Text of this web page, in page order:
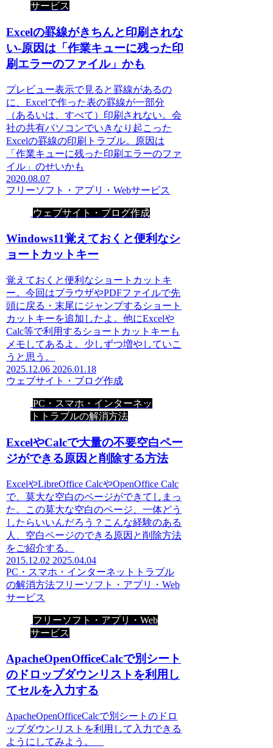
サービス
Excelの罫線がきちんと印刷されな
い-原因は「作業キューに残った印
刷エラーのファイル」かも
プレビュー表示で見ると罫線があるの
に、Excelで作った表の罫線が一部分
（あるいは、すべて）印刷されない。会
社の共有パソコンでいきなり起こった
Excelの罫線の印刷トラブル。原因は
「作業キューに残った印刷エラーのファ
イル」のせいかも
2020.08.07
フリーソフト・アプリ・Webサービス
ウェブサイト・ブログ作成
Windows11覚えておくと便利なシ
ョートカットキー
覚えておくと便利なショートカットキ
ー。今回はブラウザやPDFファイルで先
頭に戻る・末尾にジャンプするショート
カットキーを追加したよ。他にExcelや
Calc等で利用するショートカットキーも
メモしてあるよ。少しずつ増やしていこ
うと思う。
2025.12.06 2026.01.18
ウェブサイト・ブログ作成
PC・スマホ・インターネッ
トトラブルの解消方法
ExcelやCalcで大量の不要空白ペー
ジができる原因と削除する方法
ExcelやLibreOffice CalcやOpenOffice Calc
で、莫大な空白のページができてしまっ
た。この莫大な空白のページ、一体どう
したらいいんだろう？こんな経験のある
人、空白ページのできる原因と削除方法
をご紹介する。
2015.12.02 2025.04.04
PC・スマホ・インターネットトラブル
の解消方法フリーソフト・アプリ・Web
サービス
フリーソフト・アプリ・Web
サービス
ApacheOpenOfficeCalcで別シート
のドロップダウンリストを利用し
てセルを入力する
ApacheOpenOfficeCalcで別シートのドロ
ップダウンリストを利用して入力できる
ようにしてみよう。